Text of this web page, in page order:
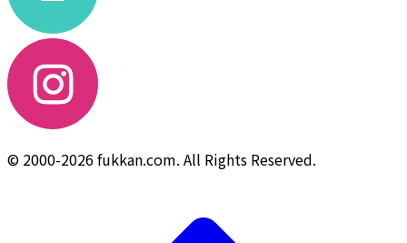
© 2000-2026 fukkan.com. All Rights Reserved.